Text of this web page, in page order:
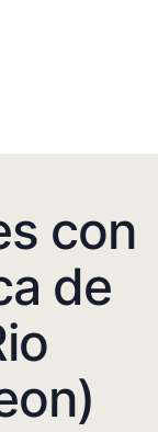
con
de